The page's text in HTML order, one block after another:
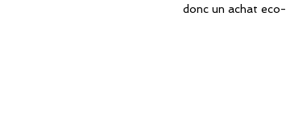
donc un achat